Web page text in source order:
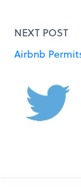
NEXT POST
Airbnb